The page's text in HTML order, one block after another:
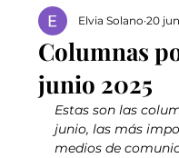
Columnas
junio 2025
Elvia Solano 20
Estas son las
junio, las más
medios de